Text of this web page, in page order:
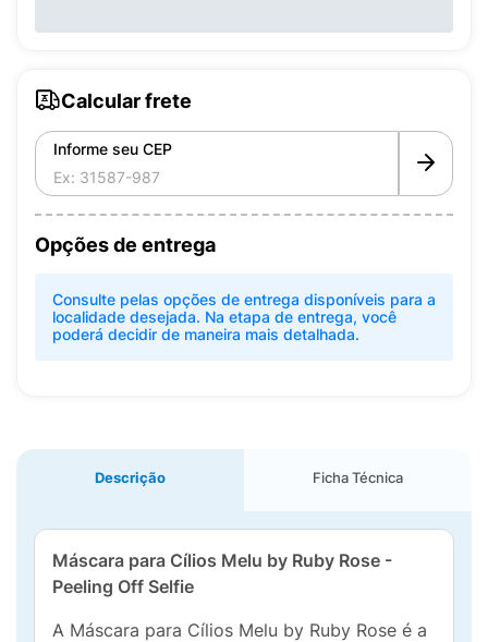
Calcular frete
Informe seu CEP
Opções de entrega
Consulte pelas opções de entrega disponíveis para a
localidade desejada. Na etapa de entrega, você
poderá decidir de maneira mais detalhada.
Descrição Ficha Técnica
Máscara para Cílios Melu by Ruby Rose -
Peeling Off Selfie
A Máscara para Cílios Melu by Ruby Rose é a